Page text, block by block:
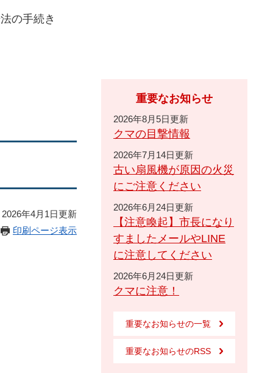
の手続き
年4月1日更新
印刷ページ表示
重要なお知らせ
2026年8月5日更新
クマの目撃情報
2026年7月14日更新
古い扇風機が原因の火災
にご注意ください
2026年6月24日更新
【注意喚起】市長になり
すましたメールやLINE
に注意してください
2026年6月24日更新
クマに注意！
重要なお知らせの一覧
重要なお知らせのRSS